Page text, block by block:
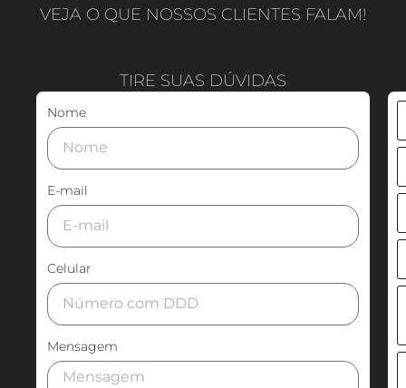
VEJA O QUE NOSSOS CLIENTES FALAM!
TIRE SUAS DÚVIDAS
Nome
E-mail
Celular
Mensagem